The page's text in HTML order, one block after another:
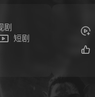
剧
短剧